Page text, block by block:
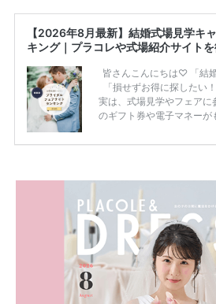
【2026年8月最新】結婚式場見学キ
キング｜プラコレや式場紹介サイト
皆さんこんにちは♡ 「結
「損せずお得に探したい
実は、式場見学やフェア
のギフト券や電子マネーが
ため、比較せずに選ぶと
内容：特典金額・条件・
一番お得？」「プラコレの
解決します。 まずは診断
ング診断」か、体